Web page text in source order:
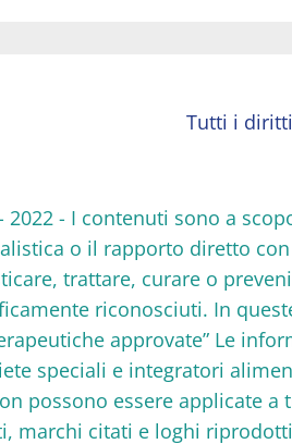
Tutti i
- I contenuti sono a
o il rapporto diretto
trattare, curare o
riconosciuti. In
approvate” Le
speciali e integratori
possono essere applicate
marchi citati e loghi